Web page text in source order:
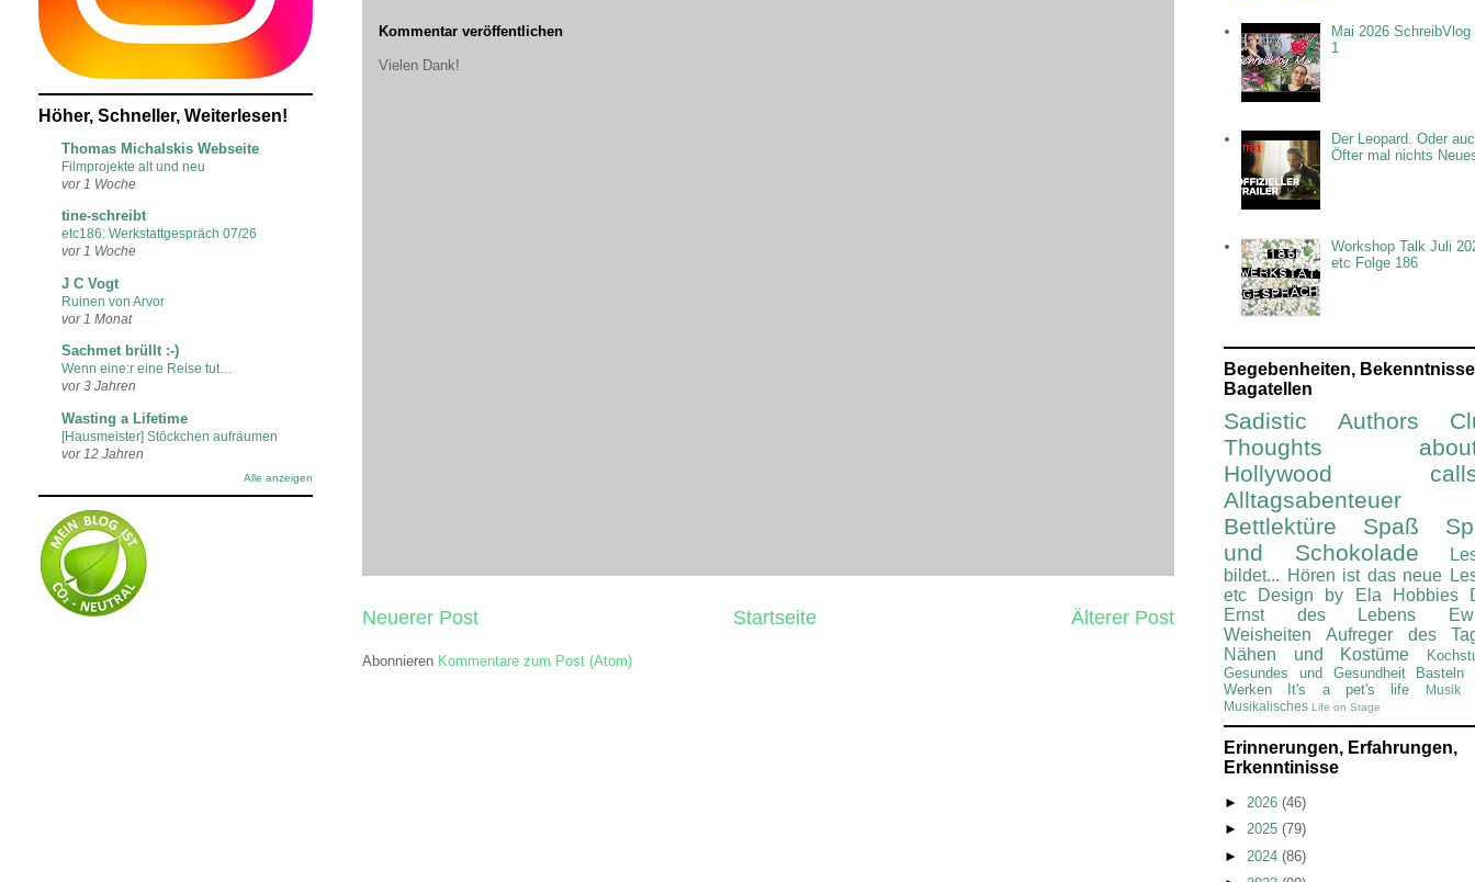
Kommentar veröffentlichen
Vielen Dank!
Neuerer Post Älterer Post
Startseite
Abonnieren Kommentare zum Post (Atom)
Höher, Schneller, Weiterlesen!
Thomas Michalskis Webseite
Filmprojekte alt und neu
vor 1 Woche
tine-schreibt
etc186: Werkstattgespräch 07/26
vor 1 Woche
J C Vogt
Ruinen von Arvor
vor 1 Monat
Sachmet brüllt :-)
Wenn eine:r eine Reise tut…
vor 3 Jahren
Wasting a Lifetime
[Hausmeister] Stöckchen aufräumen
vor 12 Jahren
Alle anzeigen
Mai 2026 SchreibVlog
1
Der Leopard. Oder
Öfter mal nichts
Workshop Talk Juli
etc Folge 186
Begebenheiten,
Bagatellen
Sadistic Authors
Thoughts
Hollywood
Alltagsabenteuer
Bettlektüre
Spaß
und Schokolade
bildet... Hören ist das neue
etc
Design by Ela Hobbies
Ernst des Lebens
Weisheiten
Aufreger des
Nähen und Kostüme
Gesundes und Gesundheit
Basteln
Werken
It's a pet's life
Musik
Musikalisches Life on Stage
Erinnerungen, Erfahrungen,
Erkenntinisse
► 2026 (46)
► 2025 (79)
► 2024 (86)